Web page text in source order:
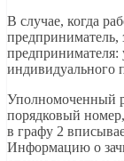
В случае, когда
предприниматель,
индивидуального
Уполномоченный
порядковый
в графу 2
Информацию о